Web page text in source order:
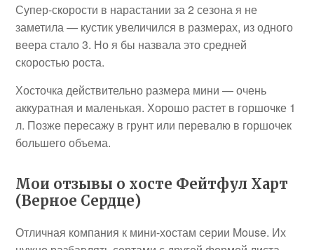
Супер-скорости в нарастании за 2 сезона я не
заметила — кустик увеличился в размерах, из одного
веера стало 3. Но я бы назвала это средней
скоростью роста.
Хосточка действительно размера мини — очень
аккуратная и маленькая. Хорошо растет в горшочке 1
л. Позже пересажу в грунт или перевалю в горшочек
большего объема.
Мои отзывы о хосте Фейтфул Харт
(Верное Сердце)
Отличная компания к мини-хостам серии Mouse. Их